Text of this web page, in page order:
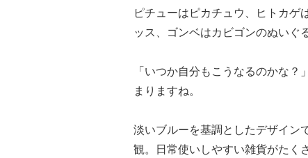
ピチューはピカチュウ、ヒトカゲ
ッス、ゴンベはカビゴンのぬいぐ
「いつか自分もこうなるのかな
まりますね。
淡いブルーを基調としたデザイン
観。日常使いしやすい雑貨がたく